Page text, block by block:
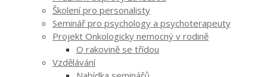
Školení pro personalisty
Seminář pro psychology a psychoterapeuty
Projekt Onkologicky nemocný v rodině
O rakovině se třídou
Vzdělávání